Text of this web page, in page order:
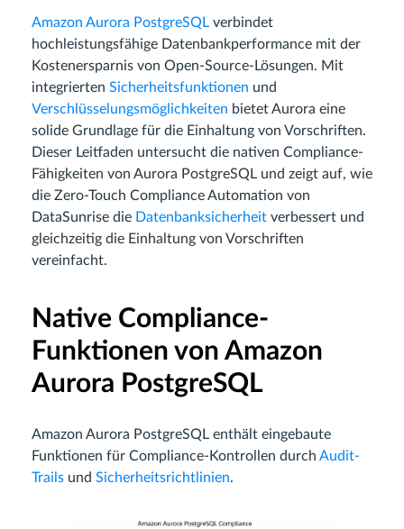
Amazon Aurora PostgreSQL verbindet
hochleistungsfähige Datenbankperformance mit der
Kostenersparnis von Open-Source-Lösungen. Mit
integrierten Sicherheitsfunktionen und
Verschlüsselungsmöglichkeiten bietet Aurora eine
solide Grundlage für die Einhaltung von Vorschriften.
Dieser Leitfaden untersucht die nativen Compliance-
Fähigkeiten von Aurora PostgreSQL und zeigt auf, wie
die Zero-Touch Compliance Automation von
DataSunrise die Datenbanksicherheit verbessert und
gleichzeitig die Einhaltung von Vorschriften
vereinfacht.
Native Compliance-
Funktionen von Amazon
Aurora PostgreSQL
Amazon Aurora PostgreSQL enthält eingebaute
Funktionen für Compliance-Kontrollen durch Audit-
Trails und Sicherheitsrichtlinien.